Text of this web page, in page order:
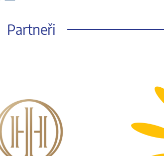
Partneři